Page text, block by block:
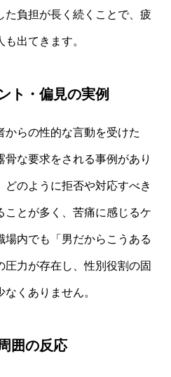
た負担が長く続くことで、疲
出てきます。
ト・偏見の実例
からの性的な言動を受けた
骨な要求をされる事例があり
どのように拒否や対応すべき
ことが多く、苦痛に感じるケ
場内でも「男だからこうある
力が存在し、性別役割の固
くありません。
囲の反応